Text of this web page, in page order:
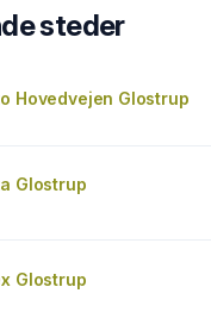
steder
Hovedvejen Glostrup
Glostrup
Glostrup